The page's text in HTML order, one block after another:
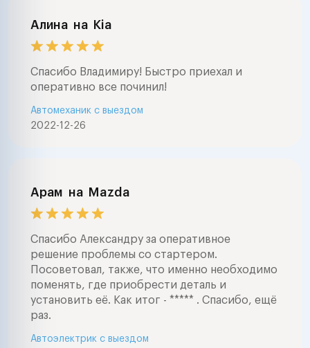
Алина на Kia
Спасибо Владимиру! Быстро приехал и
оперативно все починил!
2022-12-26
Автомеханик с выездом
Арам на Mazda
Спасибо Александру за оперативное
решение проблемы со стартером.
Посоветовал, также, что именно необходимо
поменять, где приобрести деталь и
установить её. Как итог - ***** . Спасибо, ещё
раз.
Автоэлектрик с выездом